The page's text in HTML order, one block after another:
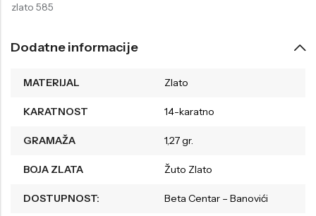
zlato 585
Dodatne informacije
MATERIJAL Zlato
KARATNOST 14-karatno
GRAMAŽA 1,27 gr.
BOJA ZLATA Žuto Zlato
DOSTUPNOST: Beta Centar – Banovići